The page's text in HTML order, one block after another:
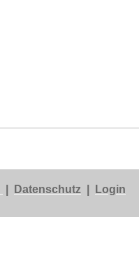
Datenschutz Login